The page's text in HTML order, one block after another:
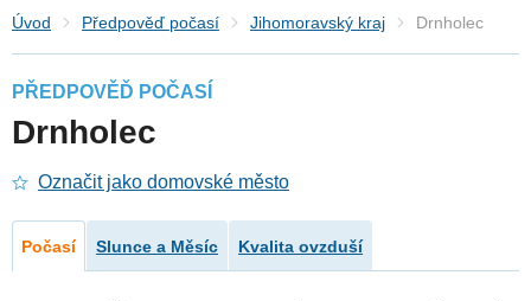
Úvod Předpověď počasí Jihomoravský kraj Drnholec
PŘEDPOVĚĎ POČASÍ
Drnholec
Označit jako domovské město
Počasí Slunce a Měsíc Kvalita ovzduší